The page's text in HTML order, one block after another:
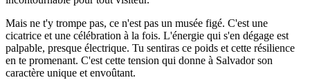
Mais ne t'y trompe pas, ce n'est pas un musée figé. C'est une
cicatrice et une célébration à la fois. L'énergie qui s'en dégage est
palpable, presque électrique. Tu sentiras ce poids et cette résilience
en te promenant. C'est cette tension qui donne à Salvador son
caractère unique et envoûtant.